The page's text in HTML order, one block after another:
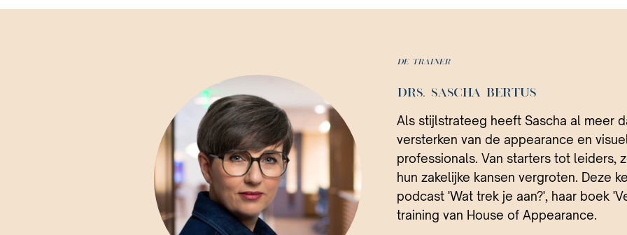
De trainer
DRS. SASCHA BERTUS
Als stijlstrateeg heeft Sascha al meer
versterken van de appearance en
professionals. Van starters tot leiders,
hun zakelijke kansen vergroten. Deze
podcast 'Wat trek je aan?', haar boek
training van House of Appearance.